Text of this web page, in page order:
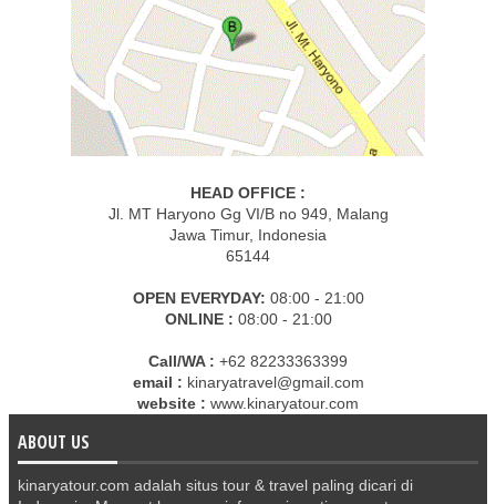
HEAD OFFICE :
Jl. MT Haryono Gg VI/B no 949, Malang
Jawa Timur, Indonesia
65144
OPEN EVERYDAY: 08:00 - 21:00
ONLINE : 08:00 - 21:00
Call/WA : +62 82233363399
email : kinaryatravel@gmail.com
website : www.kinaryatour.com
ABOUT US
kinaryatour.com adalah situs tour & travel paling dicari di